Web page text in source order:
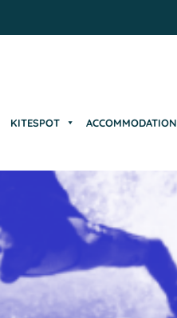
KITESPOT ACCOMMODATION